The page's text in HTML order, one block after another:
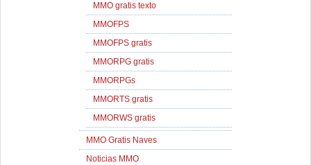
MMO gratis texto
MMOFPS
MMOFPS gratis
MMORPG gratis
MMORPGs
MMORTS gratis
MMORWS gratis
MMO Gratis Naves
Noticias MMO